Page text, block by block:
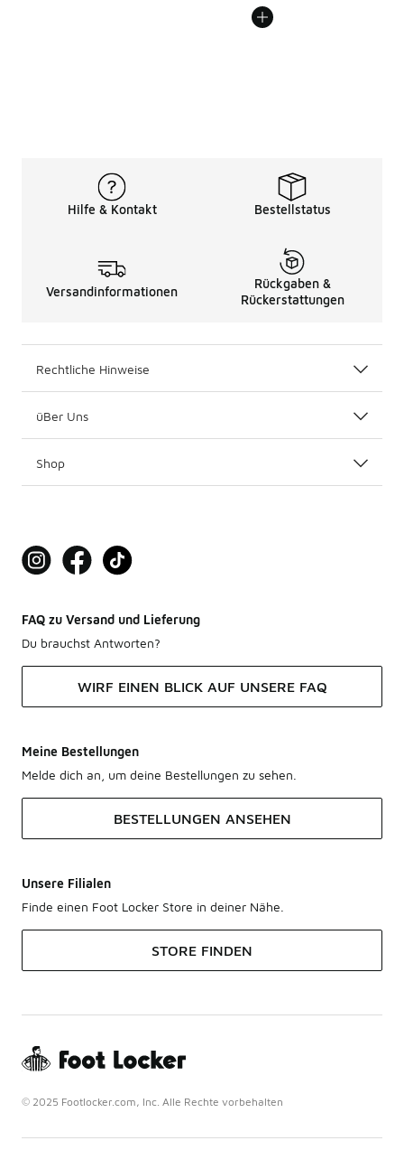
Hilfe & Kontakt Bestellstatus
Versandinformationen
Rückgaben &
Rückerstattungen
Rechtliche Hinweise
üBer Uns
Shop
FAQ zu Versand und Lieferung
Du brauchst Antworten?
WIRF EINEN BLICK AUF UNSERE FAQ
Meine Bestellungen
Melde dich an, um deine Bestellungen zu sehen.
BESTELLUNGEN ANSEHEN
Unsere Filialen
Finde einen Foot Locker Store in deiner Nähe.
STORE FINDEN
© 2025 Footlocker.com, Inc. Alle Rechte vorbehalten